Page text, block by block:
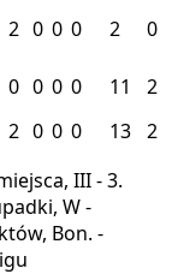
2 0 0 0 2 0
0 0 0 0 11
2
2 0 0 0 13 2
III - 3.
W -
Bon. -